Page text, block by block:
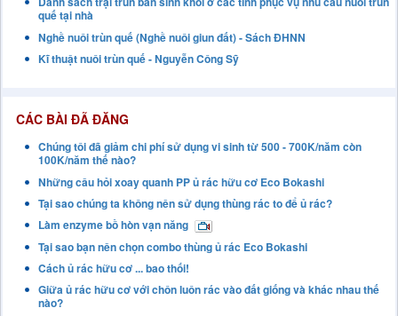
quế tại nhà
Nghề nuôi trùn quế (Nghề nuôi giun đất) - Sách ĐHNN
Kĩ thuật nuôi trùn quế - Nguyễn Công Sỹ
CÁC BÀI ĐÃ ĐĂNG
Chúng tôi đã giảm chi phí sử dụng vi sinh từ 500 - 700K/năm còn
100K/năm thế nào?
Những câu hỏi xoay quanh PP ủ rác hữu cơ Eco Bokashi
Tại sao chúng ta không nên sử dụng thùng rác to để ủ rác?
Làm enzyme bồ hòn vạn năng
Tại sao bạn nên chọn combo thùng ủ rác Eco Bokashi
Cách ủ rác hữu cơ ... bao thối!
Giữa ủ rác hữu cơ với chôn luôn rác vào đất giống và khác nhau thế
nào?